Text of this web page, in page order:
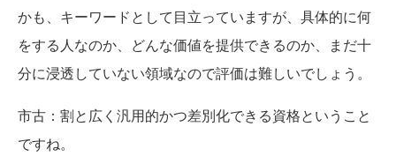
かも、キーワードとして目立っていますが、具体的に何
をする人なのか、どんな価値を提供できるのか、まだ十
分に浸透していない領域なので評価は難しいでしょう。
市古 ：割と広く汎用的かつ差別化できる資格ということ
ですね。